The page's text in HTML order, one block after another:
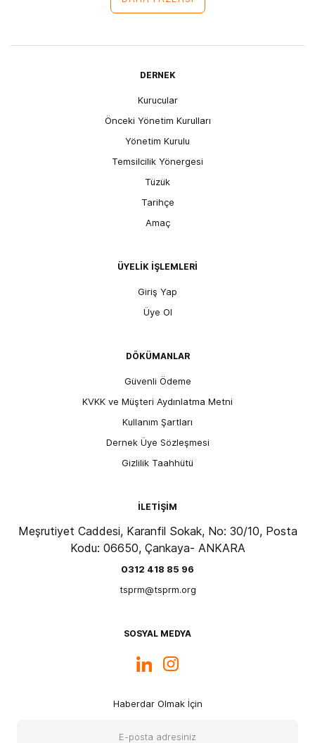
DERNEK
Kurucular
Önceki Yönetim Kurulları
Yönetim Kurulu
Temsilcilik Yönergesi
Tüzük
Tarihçe
Amaç
ÜYELİK İŞLEMLERİ
Giriş Yap
Üye Ol
DÖKÜMANLAR
Güvenli Ödeme
KVKK ve Müşteri Aydınlatma Metni
Kullanım Şartları
Dernek Üye Sözleşmesi
Gizlilik Taahhütü
İLETİŞİM
Meşrutiyet Caddesi, Karanfil Sokak, No: 30/10, Posta
Kodu: 06650, Çankaya- ANKARA
0312 418 85 96
tsprm@tsprm.org
SOSYAL MEDYA
Haberdar Olmak İçin